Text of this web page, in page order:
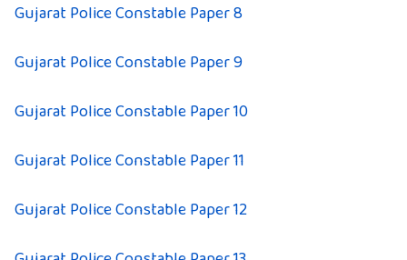
Gujarat Police Constable Paper 8
Gujarat Police Constable Paper 9
Gujarat Police Constable Paper 10
Gujarat Police Constable Paper 11
Gujarat Police Constable Paper 12